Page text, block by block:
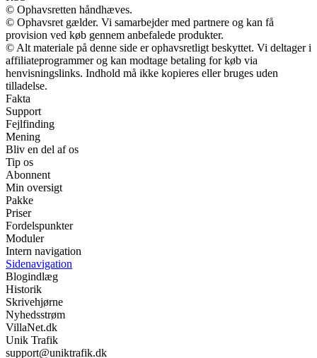
© Ophavsretten håndhæves.
© Ophavsret gælder. Vi samarbejder med partnere og kan få
provision ved køb gennem anbefalede produkter.
© Alt materiale på denne side er ophavsretligt beskyttet. Vi deltager i
affiliateprogrammer og kan modtage betaling for køb via
henvisningslinks. Indhold må ikke kopieres eller bruges uden
tilladelse.
Fakta
Support
Fejlfinding
Mening
Bliv en del af os
Tip os
Abonnent
Min oversigt
Pakke
Priser
Fordelspunkter
Moduler
Intern navigation
Sidenavigation
Blogindlæg
Historik
Skrivehjørne
Nyhedsstrøm
VillaNet.dk
Unik Trafik
support@uniktrafik.dk